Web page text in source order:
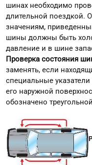
шинах необходимо
длительной поездкой.
значениям,
шины должны быть
давление и в шине
Проверка состояния
заменять, если
специальные указатели
его наружной
обозначено